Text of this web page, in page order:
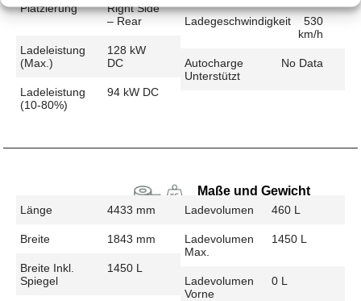
Platzierung
Right Side
– Rear
Ladeleistung
(max.)
128 kW
DC
Ladeleistung
(10-80%)
94 kW DC
Ladegeschwindigkeit
530
km/h
Autocharge
Unterstützt
No Data
Maße und Gewicht
Länge 4433 mm
Breite 1843 mm
Breite Inkl.
Spiegel
1450 L
Ladevolumen 460 L
Ladevolumen
Max.
1450 L
Ladevolumen
Vorne
0 L